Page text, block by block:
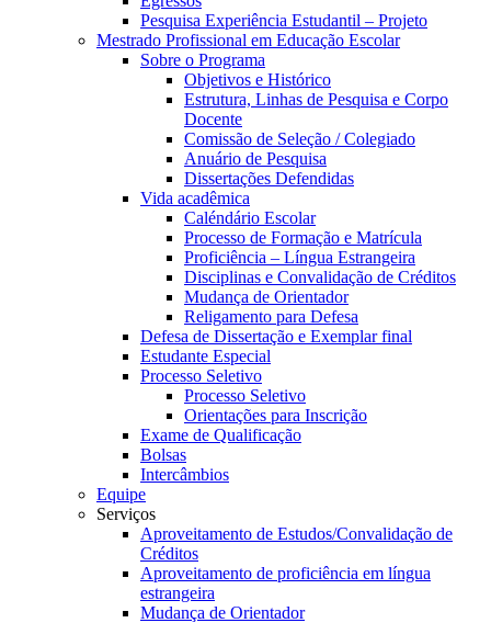
Pesquisa Experiência Estudantil – Projeto
Mestrado Profissional em Educação Escolar
Sobre o Programa
Objetivos e Histórico
Estrutura, Linhas de Pesquisa e Corpo
Docente
Comissão de Seleção / Colegiado
Anuário de Pesquisa
Dissertações Defendidas
Vida acadêmica
Caléndário Escolar
Processo de Formação e Matrícula
Proficiência – Língua Estrangeira
Disciplinas e Convalidação de Créditos
Mudança de Orientador
Religamento para Defesa
Defesa de Dissertação e Exemplar final
Estudante Especial
Processo Seletivo
Processo Seletivo
Orientações para Inscrição
Exame de Qualificação
Bolsas
Intercâmbios
Equipe
Serviços
Aproveitamento de Estudos/Convalidação de
Créditos
Aproveitamento de proficiência em língua
estrangeira
Mudança de Orientador